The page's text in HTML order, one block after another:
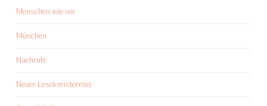
Menschen wie wir
München
Nachrufe
Neuer Lesekreistermin